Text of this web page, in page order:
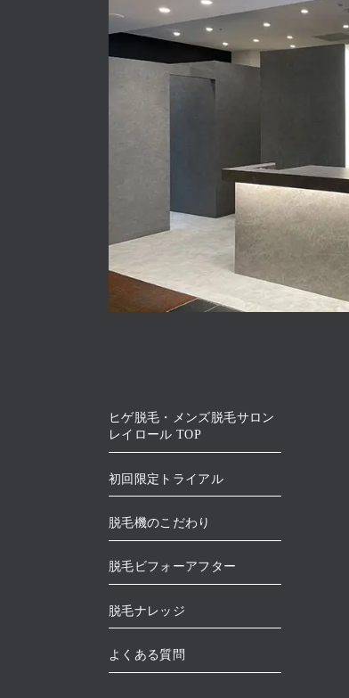
ヒゲ脱毛・メンズ脱毛サロン
レイロール TOP
初回限定トライアル
脱毛機のこだわり
脱毛ビフォーアフター
脱毛ナレッジ
よくある質問